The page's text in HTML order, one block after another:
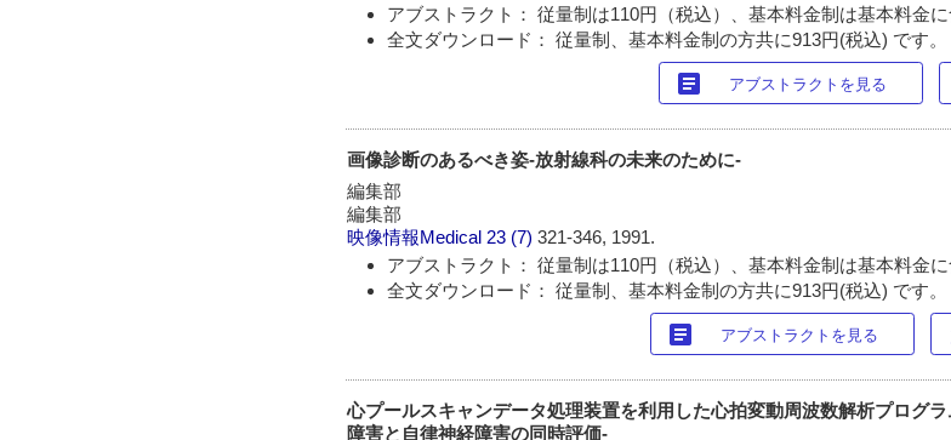
アブストラクト： 従量制は110円（税込）、基本料金制は基本料金に
全文ダウンロード： 従量制、基本料金制の方共に913円(税込) です。
article アブストラクトを見る
画像診断のあるべき姿-放射線科の未来のために-
編集部
編集部
映像情報Medical 23 (7)321-346, 1991.
アブストラクト： 従量制は110円（税込）、基本料金制は基本料金に
全文ダウンロード： 従量制、基本料金制の方共に913円(税込) です。
article アブストラクトを見る
心プールスキャンデータ処理装置を利用した心拍変動周波数解析プログ
障害と自律神経障害の同時評価-